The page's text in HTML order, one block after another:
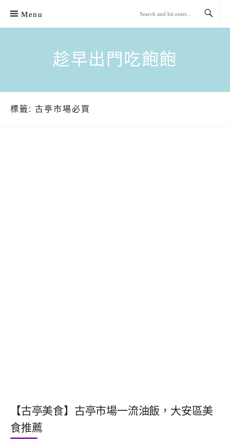
content
Menu
趁早出門吃飽飽
標籤: 古亭市場必買
【古亭美食】古亭市場一流油飯，大安區美
食推薦